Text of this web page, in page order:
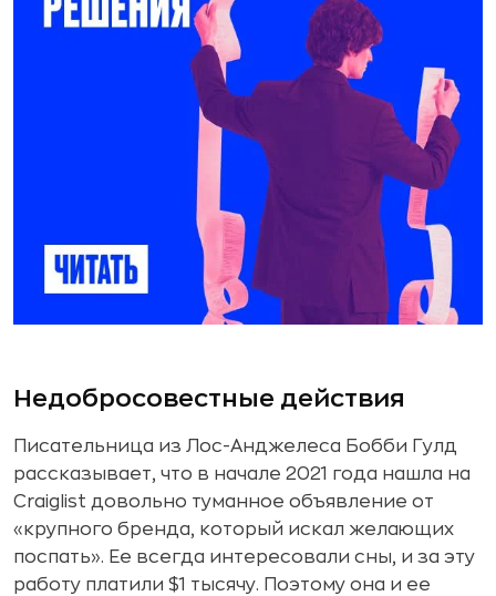
Недобросовестные действия
Писательница из Лос-Анджелеса Бобби Гулд
рассказывает, что в начале 2021 года нашла на
Craiglist довольно туманное объявление от
«крупного бренда, который искал желающих
поспать». Ее всегда интересовали сны, и за эту
работу платили $1 тысячу. Поэтому она и ее